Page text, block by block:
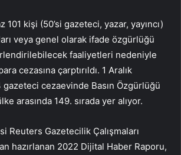
101 kişi (50’si gazeteci, yazar, yayıncı)
veya genel olarak ifade özgürlüğü
faaliyetleri nedeniyle
cezasına çarptırıldı. 1 Aralık
gazeteci cezaevinde Basın Özgürlüğü
arasında 149. sırada yer alıyor.
Reuters Gazetecilik Çalışmaları
hazırlanan 2022 Dijital Haber Raporu,